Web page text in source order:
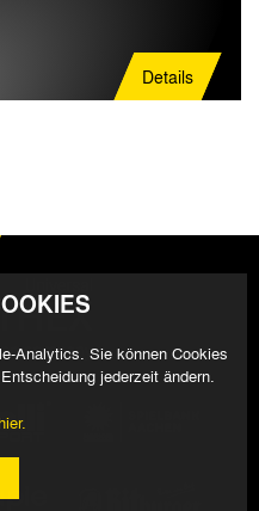
Details
Analytics. Sie können Cookies
jederzeit ändern.